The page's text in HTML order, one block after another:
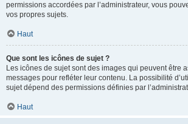
permissions accordées par l’administrateur, vous
vos propres sujets.
Haut
Que sont les icônes de sujet ?
Les icônes de sujet sont des images qui peuvent être
messages pour refléter leur contenu. La possibilité
sujet dépend des permissions définies par
Haut